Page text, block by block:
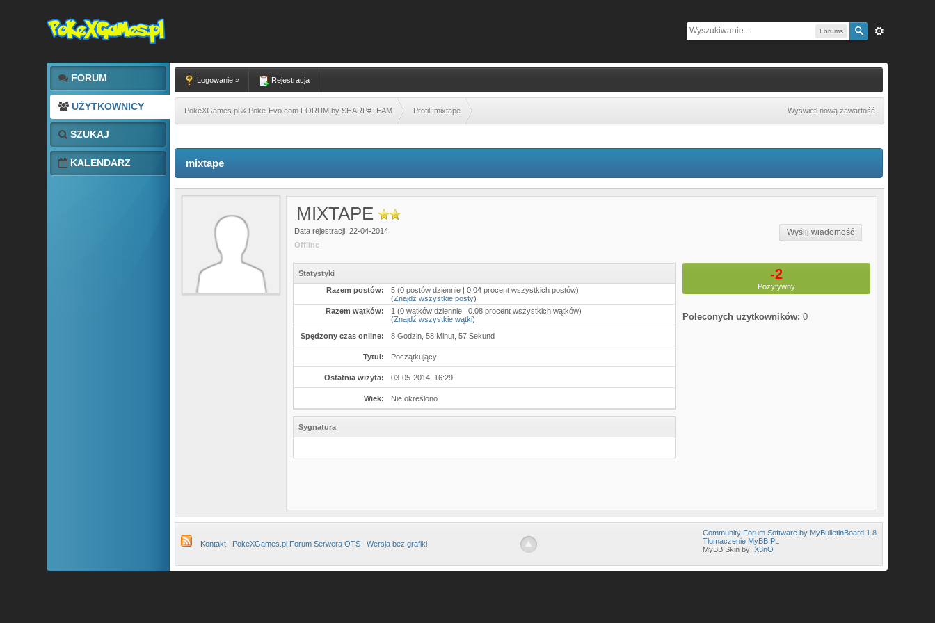
Forums
FORUM
UŻYTKOWNICY
SZUKAJ
KALENDARZ
Logowanie » Rejestracja
PokeXGames.pl & Poke-Evo.com FORUM by SHARP#TEAM Profil: mixtape Wyświetl nową zawartość
mixtape
MIXTAPE
Data rejestracji: 22-04-2014
Offline
Wyślij wiadomość
Statystyki
Razem postów:
5 (0 postów dziennie | 0.04 procent wszystkich postów)
(Znajdź wszystkie posty)
Razem wątków:
1 (0 wątków dziennie | 0.08 procent wszystkich wątków)
(Znajdź wszystkie wątki)
Spędzony czas online:
8 Godzin, 58 Minut, 57 Sekund
Tytuł: Początkujący
Ostatnia wizyta: 03-05-2014, 16:29
Wiek: Nie określono
Sygnatura
-2
Pozytywny
Poleconych użytkowników: 0
Kontakt PokeXGames.pl Forum Serwera OTS Wersja bez grafiki
Community Forum Software by MyBulletinBoard 1.8
Tłumaczenie MyBB PL
MyBB Skin by:X3nO